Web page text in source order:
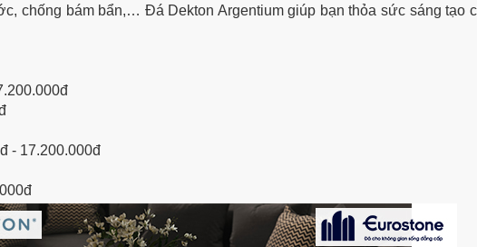
chống bám bẩn,… Đá Dekton Argentium giúp bạn thỏa sức sáng tạo
- 17.200.000đ